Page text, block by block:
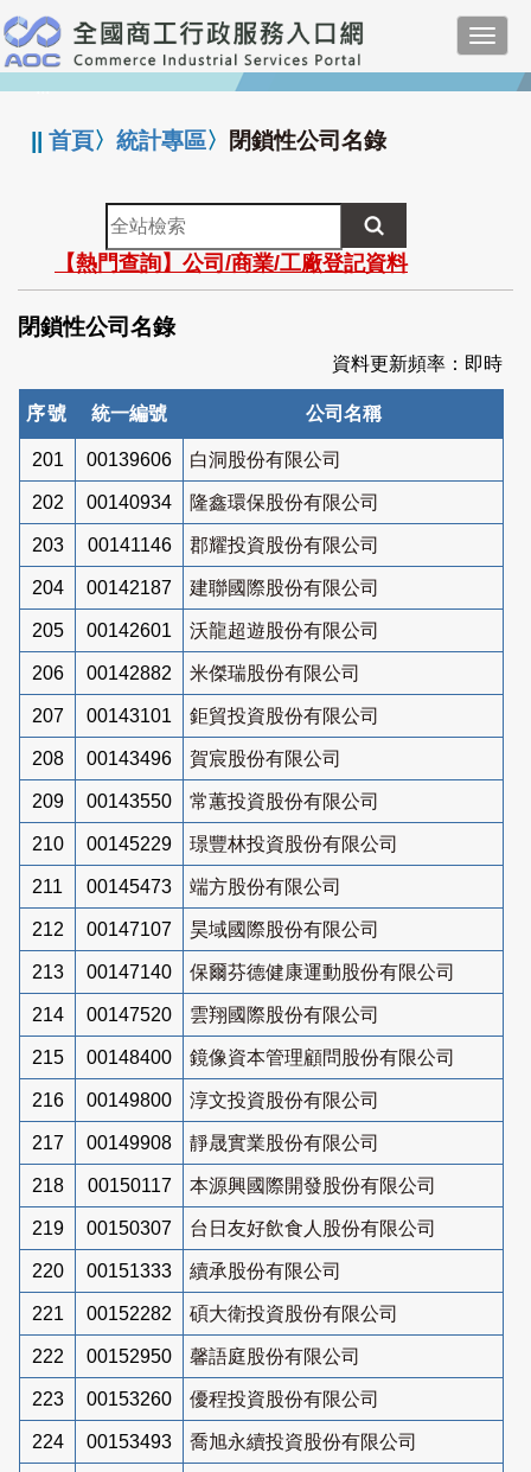
跳
到
主
要
:::
||首頁〉統計專區〉 閉鎖性公司名錄
全
站
檢
索
【熱門查詢】公司/商業/工廠登記資料
閉鎖性公司名錄
資料更新頻率：即時
序號 統一編號 公司名稱
201 00139606 白洞股份有限公司
202 00140934 隆鑫環保股份有限公司
203 00141146 郡耀投資股份有限公司
204 00142187 建聯國際股份有限公司
205 00142601 沃龍超遊股份有限公司
206 00142882 米傑瑞股份有限公司
207 00143101 鉅貿投資股份有限公司
208 00143496 賀宸股份有限公司
209 00143550 常蕙投資股份有限公司
210 00145229 璟豐林投資股份有限公司
211 00145473 端方股份有限公司
212 00147107 昊域國際股份有限公司
213 00147140 保爾芬德健康運動股份有限公司
214 00147520 雲翔國際股份有限公司
215 00148400 鏡像資本管理顧問股份有限公司
216 00149800 淳文投資股份有限公司
217 00149908 靜晟實業股份有限公司
218 00150117 本源興國際開發股份有限公司
219 00150307 台日友好飲食人股份有限公司
220 00151333 續承股份有限公司
221 00152282 碩大衛投資股份有限公司
222 00152950 馨語庭股份有限公司
223 00153260 優程投資股份有限公司
224 00153493 喬旭永續投資股份有限公司